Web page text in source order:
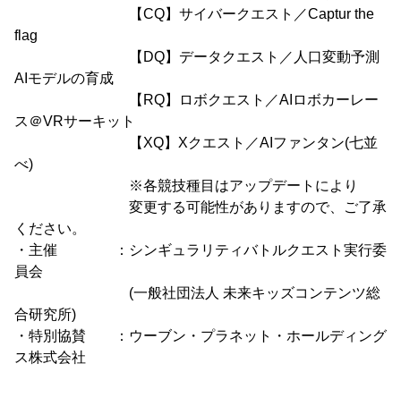
【CQ】サイバークエスト／Captur the
flag
【DQ】データクエスト／人口変動予測
AIモデルの育成
【RQ】ロボクエスト／AIロボカーレー
ス＠VRサーキット
【XQ】Xクエスト／AIファンタン(七並
べ)
※各競技種目はアップデートにより
変更する可能性がありますので、ご了承
ください。
・主催 ：シンギュラリティバトルクエスト実行委
員会
(一般社団法人 未来キッズコンテンツ総
合研究所)
・特別協賛 ：ウーブン・プラネット・ホールディング
ス株式会社